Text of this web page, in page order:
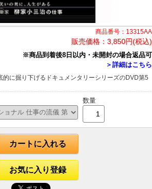
商品番号：13315AA
販売価格： 3,850円(税込)
※商品到着後8日以内・未開封の場合返品可
＞詳細はこちら
的に掘り下げるドキュメンタリーシリーズのDVD第5
数量
カートに入れる
お気に入り登録